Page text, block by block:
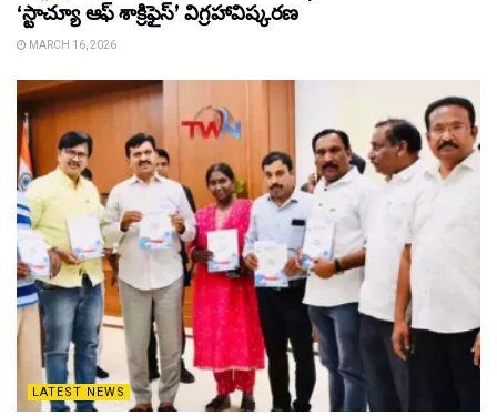
‘స్టాచ్యూ ఆఫ్ శాక్రిఫైస్’ విగ్రహావిష్కరణ
MARCH 16, 2026
LATEST NEWS